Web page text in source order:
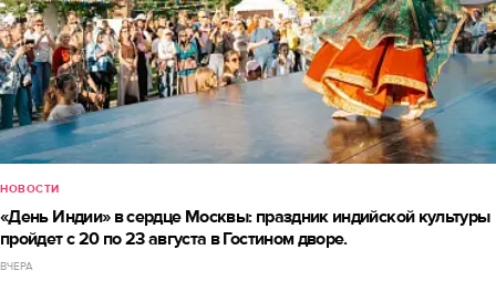
НОВОСТИ
«День Индии» в сердце Москвы: праздник индийской культуры
пройдет с 20 по 23 августа в Гостином дворе.
ВЧЕРА